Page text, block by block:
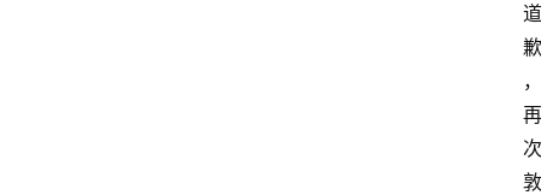
道
歉
，
再
次
敦